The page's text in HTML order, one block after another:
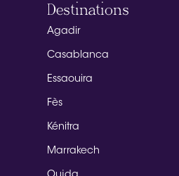
Destinations
Agadir
Casablanca
Essaouira
Fès
Kénitra
Marrakech